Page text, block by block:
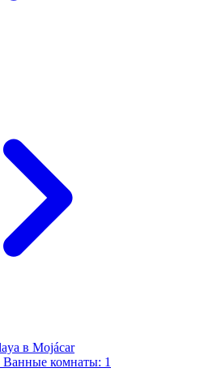
в Mojácar
комнаты: 1